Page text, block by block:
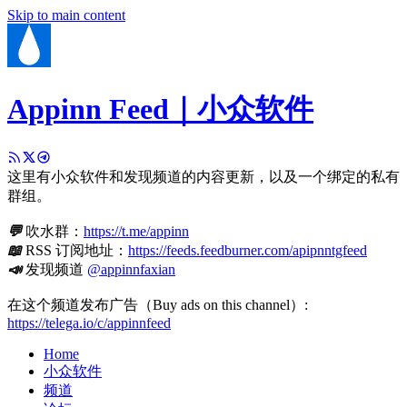
Skip to main content
Appinn Feed｜小众软件
这里有小众软件和发现频道的内容更新，以及一个绑定的私有
群组。
💬吹水群： https://t.me/appinn
📖RSS 订阅地址： https://feeds.feedburner.com/apipnntgfeed
📣发现频道 @appinnfaxian
在这个频道发布广告（Buy ads on this channel）:
https://telega.io/c/appinnfeed
Home
小众软件
频道